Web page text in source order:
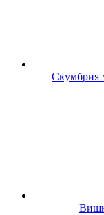
Скумбрия